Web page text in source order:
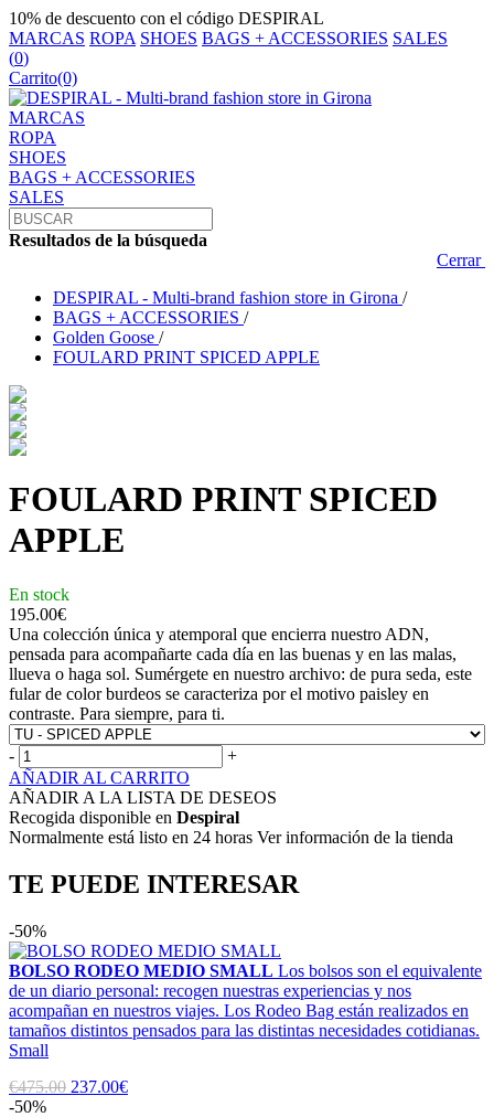
10% de descuento con el código DESPIRAL
MARCAS ROPA SHOES BAGS + ACCESSORIES SALES
(0)
Carrito(0)
MARCAS
ROPA
SHOES
BAGS + ACCESSORIES
SALES
Resultados de la búsqueda
Cerrar
DESPIRAL - Multi-brand fashion store in Girona /
BAGS + ACCESSORIES /
Golden Goose /
FOULARD PRINT SPICED APPLE
FOULARD PRINT SPICED
APPLE
En stock
195.00€
Una colección única y atemporal que encierra nuestro ADN,
pensada para acompañarte cada día en las buenas y en las malas,
llueva o haga sol. Sumérgete en nuestro archivo: de pura seda, este
fular de color burdeos se caracteriza por el motivo paisley en
contraste. Para siempre, para ti.
-
+
AÑADIR AL CARRITO
AÑADIR A LA LISTA DE DESEOS
Recogida disponible en Despiral
Normalmente está listo en 24 horas Ver información de la tienda
TE PUEDE INTERESAR
-50%
BOLSO RODEO MEDIO SMALL Los bolsos son el equivalente
de un diario personal: recogen nuestras experiencias y nos
acompañan en nuestros viajes. Los Rodeo Bag están realizados en
tamaños distintos pensados para las distintas necesidades cotidianas.
Small
€475.00 237.00€
-50%